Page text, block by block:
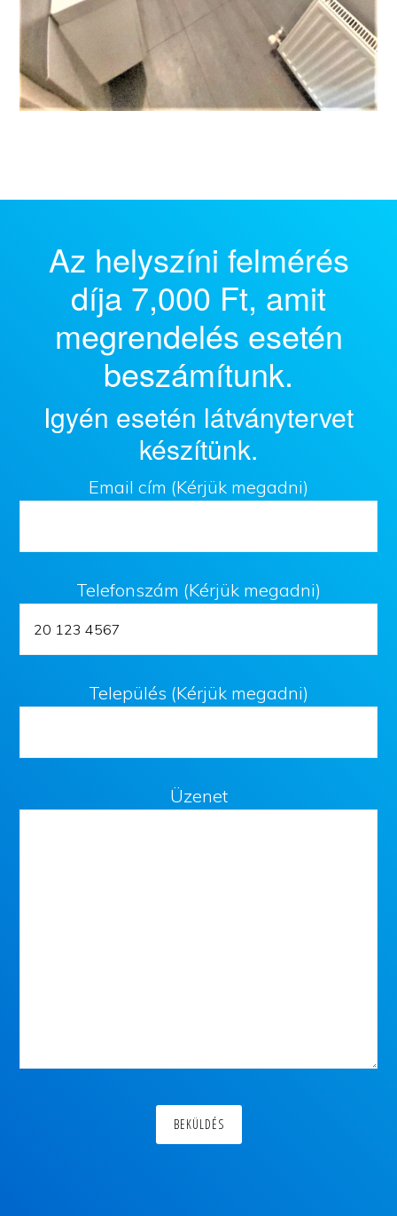
Az helyszíni felmérés
díja 7,000 Ft, amit
megrendelés esetén
beszámítunk.
Igyén esetén látványtervet
készítünk.
Email cím (Kérjük megadni)
Telefonszám (Kérjük megadni)
Település (Kérjük megadni)
Üzenet